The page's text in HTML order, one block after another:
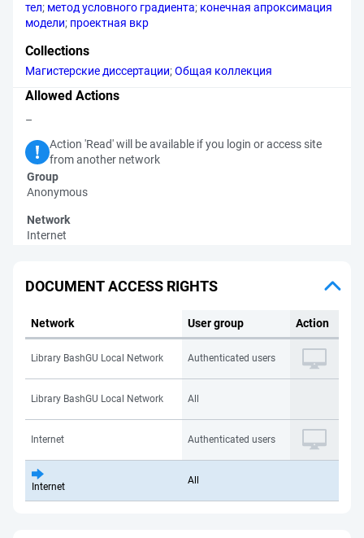
тел; метод условного градиента; конечная апроксимация
модели; проектная вкр
Collections
Магистерские диссертации;Общая коллекция
Allowed Actions
–
Action 'Read' will be available if you login or access site
from another network
Group
Anonymous
Network
Internet
DOCUMENT ACCESS RIGHTS
Network User group Action
Library BashGU Local Network Authenticated users
Library BashGU Local Network All
Internet Authenticated users
Internet
All